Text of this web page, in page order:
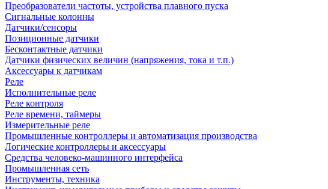
Преобразователи частоты, устройства плавного пуска
Сигнальные колонны
Датчики/сенсоры
Позиционные датчики
Бесконтактные датчики
Датчики физических величин (напряжения, тока и т.п.)
Аксессуары к датчикам
Реле
Исполнительные реле
Реле контроля
Реле времени, таймеры
Измерительные реле
Промышленные контроллеры и автоматизация производства
Логические контроллеры и аксессуары
Средства человеко-машинного интерфейса
Промышленная сеть
Инструменты, техника